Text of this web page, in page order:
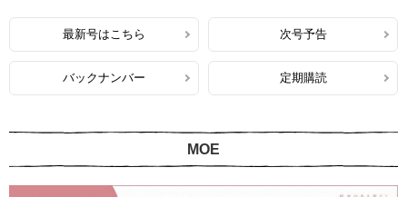
最新号はこちら 次号予告
バックナンバー 定期購読
MOE